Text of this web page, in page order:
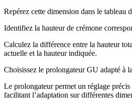
Repérez cette dimension dans le tableau
Identifiez la hauteur de crémone
Calculez la différence entre la hauteur
actuelle et la hauteur indiquée.
Choisissez le prolongateur GU adapté à
Le prolongateur permet un réglage
facilitant l’adaptation sur différentes